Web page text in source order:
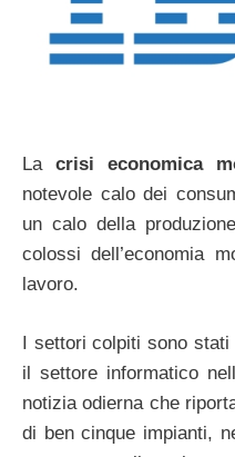
La crisi economica
notevole calo dei
un calo della
colossi dell’economia
lavoro.
I settori colpiti sono
il settore informatico
notizia odierna che
di ben cinque impianti,